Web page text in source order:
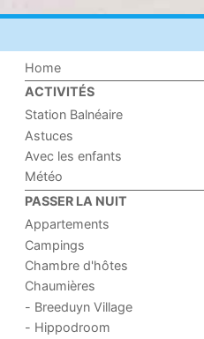
Home
ACTIVITÉS
Station Balnéaire
Astuces
Avec les enfants
Météo
PASSER LA NUIT
Appartements
Campings
Chambre d'hôtes
Chaumières
- Breeduyn Village
- Hippodroom